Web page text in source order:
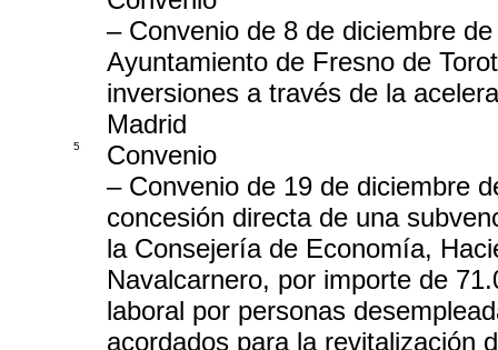
– Convenio de 8 de diciembre
Ayuntamiento de Fresno de
inversiones a través de la
Madrid
5
Convenio
– Convenio de 19 de diciembre
concesión directa de una
la Consejería de Economía,
Navalcarnero, por importe de
laboral por personas
acordados para la revitalización